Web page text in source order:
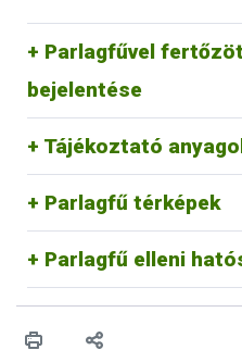
Parlagfűvel
bejelentése
Parlagfű Bejelentő
Egyéb p arlagfű
Tájékoztató
Védekezés a parlagfű és
Parlagfű térképek
Parlagfű információs
Parlagfű bejelentés térkép
Parlagfű elleni
Parlagfű elleni
Parlagfű elleni